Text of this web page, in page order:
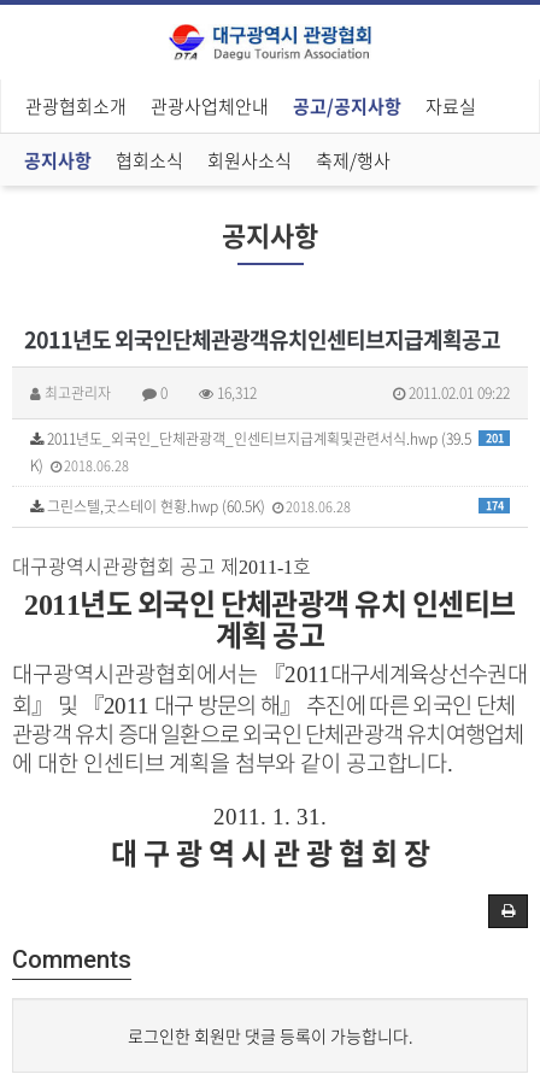
관광협회소개 관광사업체안내 공고/공지사항 자료실
공지사항 협회소식 회원사소식 축제/행사
공지사항
2011년도 외국인단체관광객유치인센티브지급계획공고
최고관리자 0 16,312 2011.02.01 09:22
201
2011년도_외국인_단체관광객_인센티브지급계획및관련서식.hwp (39.5
K)
2018.06.28
174
그린스텔,굿스테이 현황.hwp (60.5K) 2018.06.28
대구광역시관광협회 공고 제2011-1 호
2011년도 외국인 단체관광객 유치 인센티브
계획 공고
대구광역시관광협회에서는 『2011대구세계육상선수권대
회』 및 『2011 대구 방문의 해』 추진에 따른 외국인 단체
관광객 유치 증대 일환으로 외국인 단체관광객 유치여행업체
에 대한 인센티브 계획을 첨부와 같이 공고합니다.
2011. 1. 31.
대 구 광 역 시 관 광 협 회 장
Comments
로그인한 회원만 댓글 등록이 가능합니다.